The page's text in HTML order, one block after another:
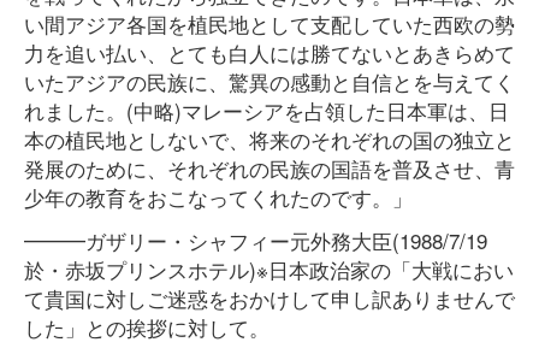
い間アジア各国を植民地として支配していた西欧の勢
力を追い払い、とても白人には勝てないとあきらめて
いたアジアの民族に、驚異の感動と自信とを与えてく
れました。(中略)マレーシアを占領した日本軍は、日
本の植民地としないで、将来のそれぞれの国の独立と
発展のために、それぞれの民族の国語を普及させ、青
少年の教育をおこなってくれたのです。」
━━━ガザリー・シャフィー元外務大臣(1988/7/19
於・赤坂プリンスホテル)※日本政治家の「大戦におい
て貴国に対しご迷惑をおかけして申し訳ありませんで
した」との挨拶に対して。